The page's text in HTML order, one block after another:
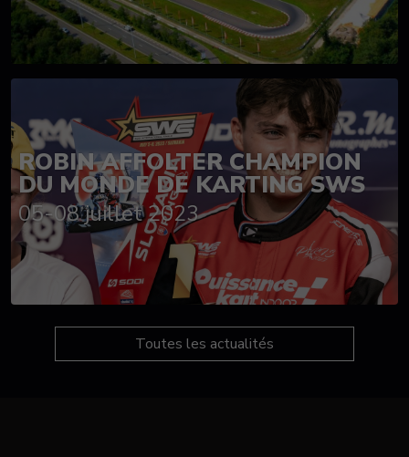
ROBIN AFFOLTER CHAMPION
DU MONDE DE KARTING SWS
05-08 juillet 2023
Toutes les actualités